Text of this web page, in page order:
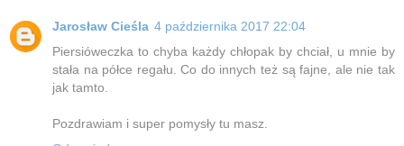
Jarosław Cieśla 4 października 2017 22:04
Piersióweczka to chyba każdy chłopak by chciał, u mnie by
stała na półce regału. Co do innych też są fajne, ale nie tak
jak tamto.
Pozdrawiam i super pomysły tu masz.